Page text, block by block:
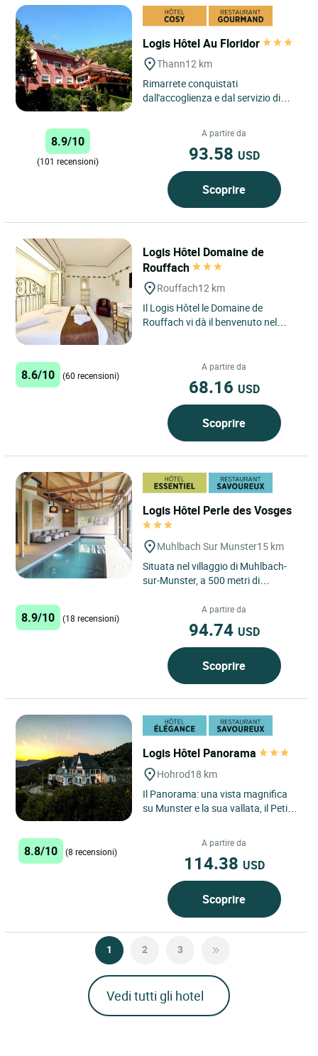
Logis Hôtel Au Floridor
Thann12 km
Rimarrete conquistati
dall'accoglienza e dal servizio di
8.9/10
(101 recensioni)
A partire da
93.58 USD
Scoprire
Logis Hôtel Domaine de
Rouffach
Rouffach12 km
Il Logis Hôtel le Domaine de
Rouffach vi dà il benvenuto nel
8.6/10 (60 recensioni)
A partire da
68.16 USD
Scoprire
Logis Hôtel Perle des Vosges
Muhlbach Sur Munster15 km
Situata nel villaggio di Muhlbach-
sur-Munster, a 500 metri di
una vista eccezionale...
8.9/10 (18 recensioni)
A partire da
94.74 USD
Scoprire
Logis Hôtel Panorama
Hohrod18 km
Il Panorama: una vista magnifica
su Munster e la sua vallata, il Petit
atmosfera familiare...
8.8/10 (8 recensioni)
A partire da
114.38 USD
Scoprire
1 2 3
Vedi tutti gli hotel